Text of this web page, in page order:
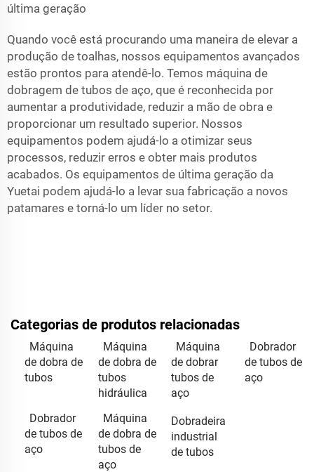
última geração
Quando você está procurando uma maneira de elevar a
produção de toalhas, nossos equipamentos avançados
estão prontos para atendê-lo. Temos máquina de
dobragem de tubos de aço, que é reconhecida por
aumentar a produtividade, reduzir a mão de obra e
proporcionar um resultado superior. Nossos
equipamentos podem ajudá-lo a otimizar seus
processos, reduzir erros e obter mais produtos
acabados. Os equipamentos de última geração da
Yuetai podem ajudá-lo a levar sua fabricação a novos
patamares e torná-lo um líder no setor.
Categorias de produtos relacionadas
Máquina
de dobra de
tubos
Máquina
de dobra de
tubos
hidráulica
Máquina
de dobrar
tubos de
aço
Dobrador
de tubos de
aço
Dobrador
de tubos de
aço
Máquina
de dobra de
tubos de
aço
Dobradeira
industrial
de tubos